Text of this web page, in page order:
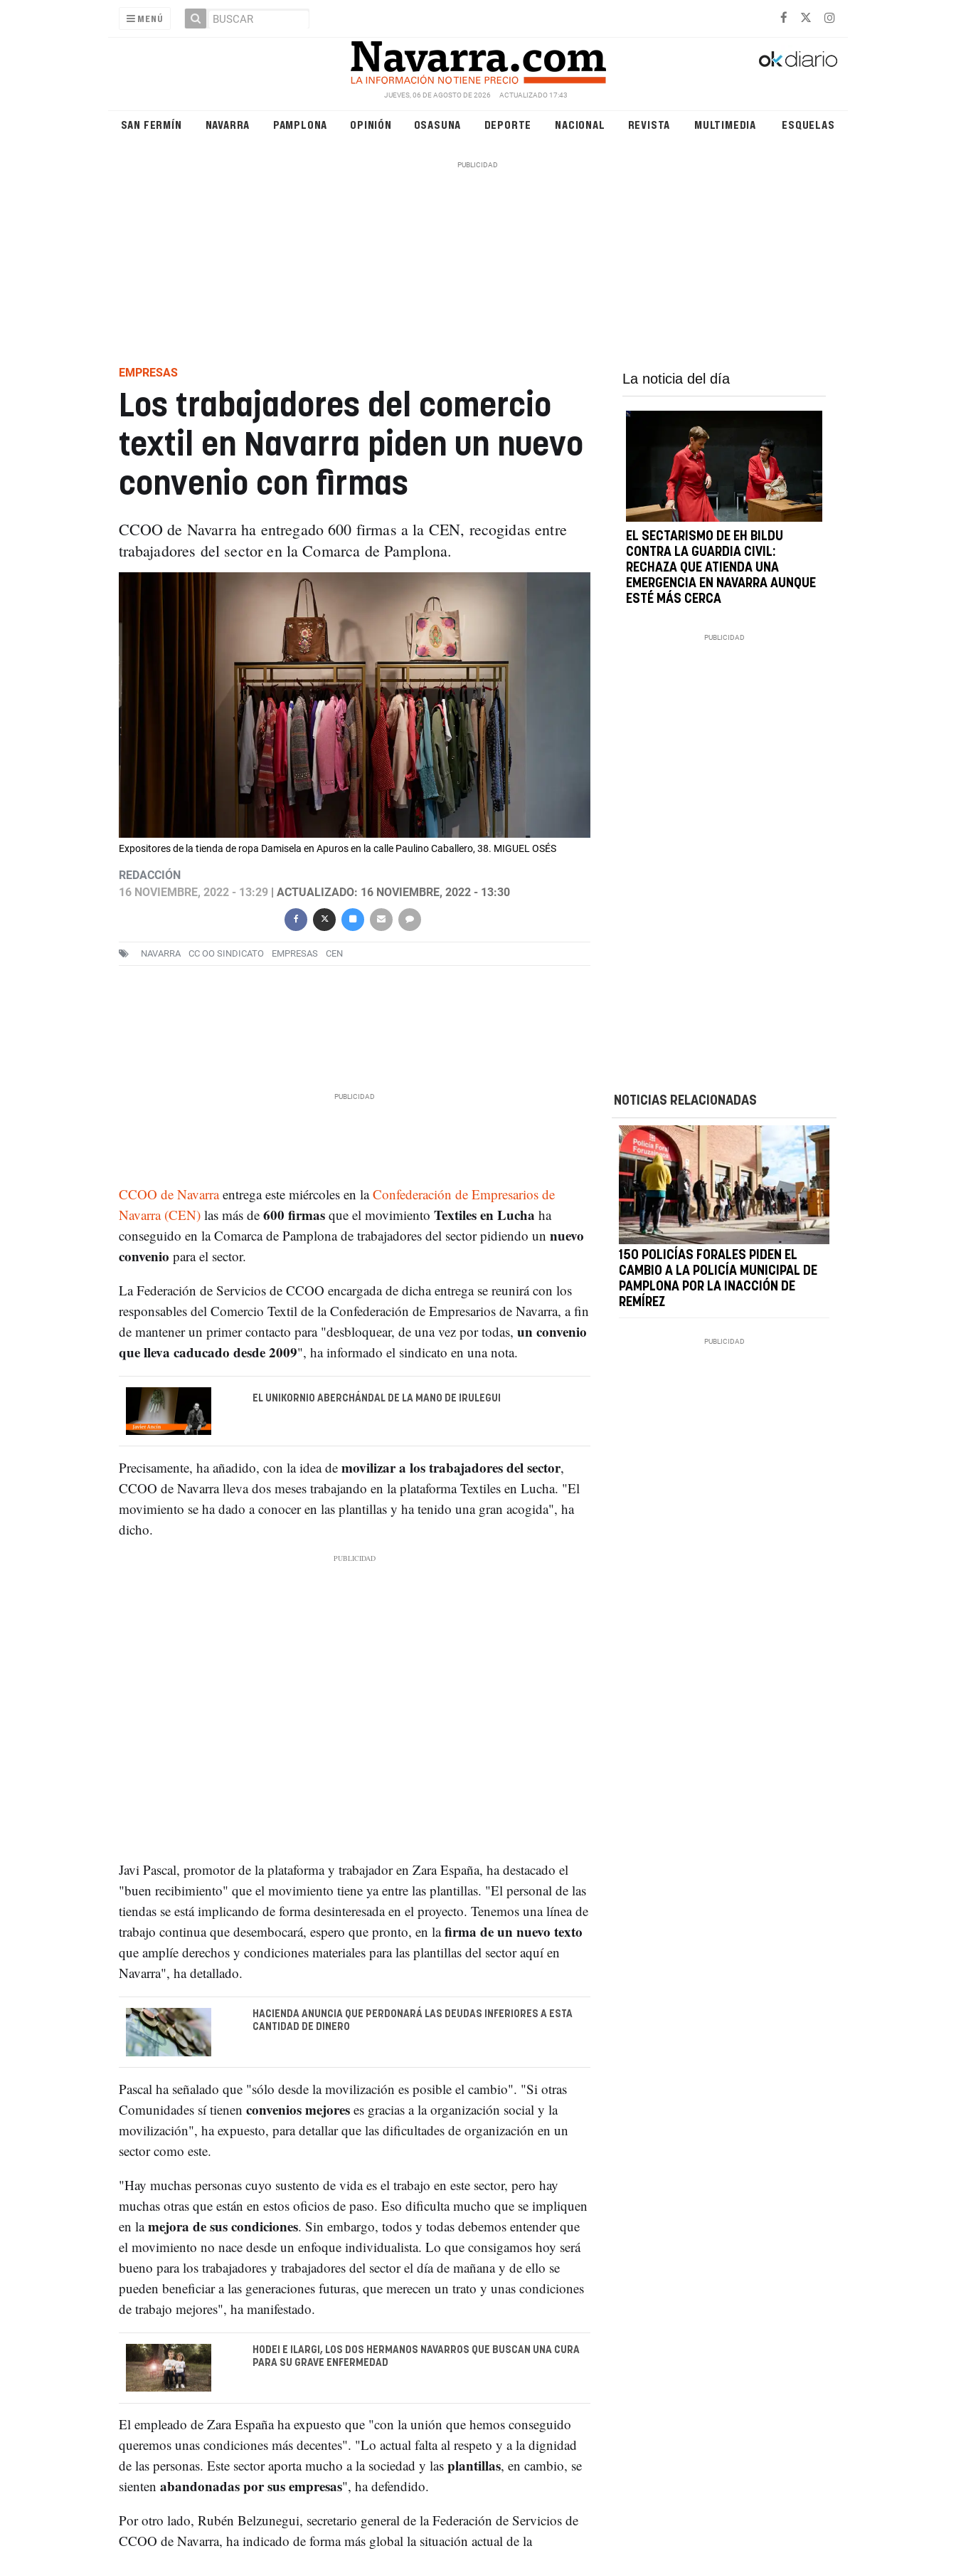
MENÚ
JUEVES, 06 DE AGOSTO DE 2026 ACTUALIZADO 17:43
SAN FERMÍN NAVARRA PAMPLONA OPINIÓN OSASUNA DEPORTE NACIONAL REVISTA MULTIMEDIA ESQUELAS
EMPRESAS
Los trabajadores del comercio
textil en Navarra piden un nuevo
convenio con firmas
CCOO de Navarra ha entregado 600 firmas a la CEN, recogidas entre
trabajadores del sector en la Comarca de Pamplona.
Expositores de la tienda de ropa Damisela en Apuros en la calle Paulino Caballero, 38. MIGUEL OSÉS
REDACCIÓN
16 NOVIEMBRE, 2022 - 13:29| ACTUALIZADO: 16 NOVIEMBRE, 2022 - 13:30
NAVARRA CC OO SINDICATO EMPRESAS CEN
La noticia del día
EL SECTARISMO DE EH BILDU
CONTRA LA GUARDIA CIVIL:
RECHAZA QUE ATIENDA UNA
EMERGENCIA EN NAVARRA AUNQUE
ESTÉ MÁS CERCA
CCOO de Navarraentrega este miércoles en laConfederación de Empresarios de
Navarra (CEN)las más de 600 firmas que el movimiento Textiles en Lucha ha
conseguido en la Comarca de Pamplona de trabajadores del sector pidiendo un nuevo
convenio para el sector.
La Federación de Servicios de CCOO encargada de dicha entrega se reunirá con los
responsables del Comercio Textil de la Confederación de Empresarios de Navarra, a fin
de mantener un primer contacto para "desbloquear, de una vez por todas, un convenio
que lleva caducado desde 2009", ha informado el sindicato en una nota.
EL UNIKORNIO ABERCHÁNDAL DE LA MANO DE IRULEGUI
Precisamente, ha añadido, con la idea de movilizar a los trabajadores del sector,
CCOO de Navarra lleva dos meses trabajando en la plataforma Textiles en Lucha. "El
movimiento se ha dado a conocer en las plantillas y ha tenido una gran acogida", ha
dicho.
Javi Pascal, promotor de la plataforma y trabajador en Zara España, ha destacado el
"buen recibimiento" que el movimiento tiene ya entre las plantillas. "El personal de las
tiendas se está implicando de forma desinteresada en el proyecto. Tenemos una línea de
trabajo continua que desembocará, espero que pronto, en lafirma de un nuevo texto
que amplíe derechos y condiciones materiales para las plantillas del sector aquí en
Navarra", ha detallado.
HACIENDA ANUNCIA QUE PERDONARÁ LAS DEUDAS INFERIORES A ESTA
CANTIDAD DE DINERO
Pascal ha señalado que "sólo desde la movilización es posible el cambio". "Si otras
Comunidades sí tienen convenios mejoreses gracias a la organización social y la
movilización", ha expuesto, para detallar que las dificultades de organización en un
sector como este.
"Hay muchas personas cuyo sustento de vida es el trabajo en este sector, pero hay
muchas otras que están en estos oficios de paso. Eso dificulta mucho que se impliquen
en lamejora de sus condiciones. Sin embargo, todos y todas debemos entender que
el movimiento no nace desde un enfoque individualista. Lo que consigamos hoy será
bueno para los trabajadores y trabajadores del sector el día de mañana y de ello se
pueden beneficiar a las generaciones futuras, que merecen un trato y unas condiciones
de trabajo mejores", ha manifestado.
HODEI E ILARGI, LOS DOS HERMANOS NAVARROS QUE BUSCAN UNA CURA
PARA SU GRAVE ENFERMEDAD
El empleado de Zara España ha expuesto que "con la unión que hemos conseguido
queremos unas condiciones más decentes". "Lo actual falta al respeto y a la dignidad
de las personas. Este sector aporta mucho a la sociedad y las plantillas, en cambio, se
sienten abandonadas por sus empresas", ha defendido.
Por otro lado, Rubén Belzunegui, secretario general de la Federación de Servicios de
CCOO de Navarra, ha indicado de forma más global la situación actual de la
NOTICIAS RELACIONADAS
150 POLICÍAS FORALES PIDEN EL
CAMBIO A LA POLICÍA MUNICIPAL DE
PAMPLONA POR LA INACCIÓN DE
REMÍREZ